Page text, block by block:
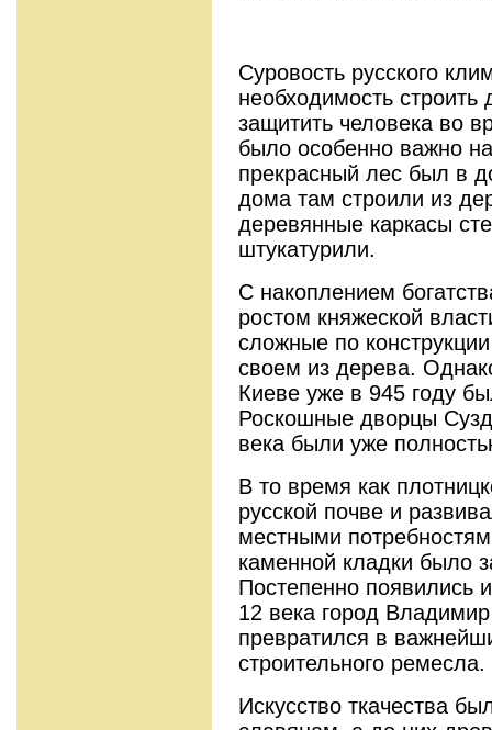
Суровость русского
необходимость
защитить человека во
было особенно важно
прекрасный лес был в
дома там строили из
деревянные каркасы
штукатурили.
С накоплением
ростом княжеской
сложные по
своем из дерева.
Киеве уже в 945 году
Роскошные дворцы
века были уже
В то время как
русской почве и
местными
каменной кладки было
Постепенно появились
12 века город
превратился в
строительного ремесла.
Искусство ткачества